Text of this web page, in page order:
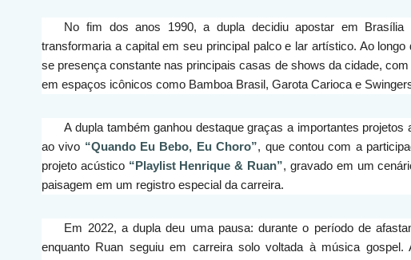
No fim dos anos 1990, a dupla decidiu apostar em
transformaria a capital em seu principal palco e lar artístico. Ao
se presença constante nas principais casas de shows da cidade,
em espaços icônicos como Bamboa Brasil, Garota Carioca e
A dupla também ganhou destaque graças a importantes
ao vivo “Quando Eu Bebo, Eu Choro”, que contou com a
projeto acústico “Playlist Henrique & Ruan”, gravado em um
paisagem em um registro especial da carreira.
Em 2022, a dupla deu uma pausa: durante o período de
enquanto Ruan seguiu em carreira solo voltada à música